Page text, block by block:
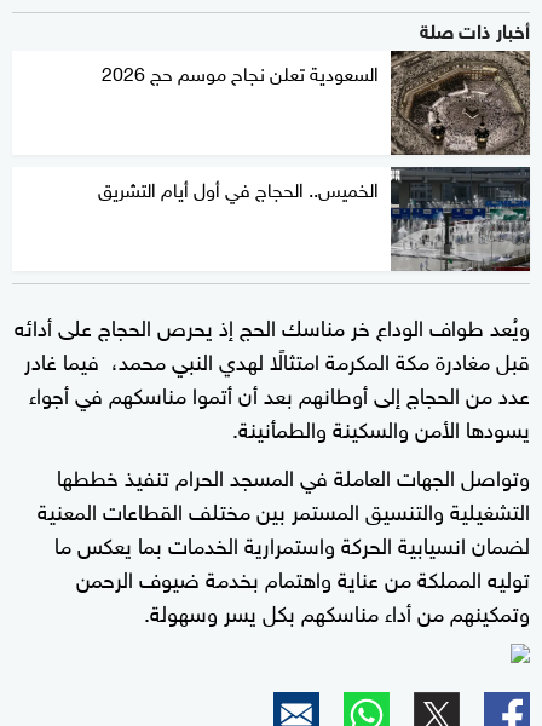
أخبار ذات صلة
السعودية تعلن نجاح موسم حج 2026
الخميس.. الحجاج في أول أيام التشريق
ويُعد طواف الوداع خر مناسك الحج إذ يحرص الحجاج على أدائه
قبل مغادرة مكة المكرمة امتثالًا لهدي النبي محمد، فيما غادر
عدد من الحجاج إلى أوطانهم بعد أن أتموا مناسكهم في أجواء
يسودها الأمن والسكينة والطمأنينة.
وتواصل الجهات العاملة في المسجد الحرام تنفيذ خططها
التشغيلية والتنسيق المستمر بين مختلف القطاعات المعنية
لضمان انسيابية الحركة واستمرارية الخدمات بما يعكس ما
توليه المملكة من عناية واهتمام بخدمة ضيوف الرحمن
وتمكينهم من أداء مناسكهم بكل يسر وسهولة.